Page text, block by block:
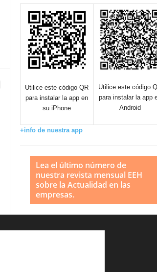
Utilice este código QR
para instalar la app en
su iPhone
Utilice este código
para instalar la app
Android
+info de nuestra app
Lea el último número de
nuestra revista mensual EEH
sobre la Actualidad en las
empresas.